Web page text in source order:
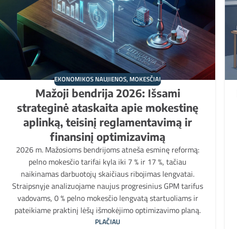
EKONOMIKOS NAUJIENOS, MOKESČIAI
Mažoji bendrija 2026: Išsami
strateginė ataskaita apie mokestinę
aplinką, teisinį reglamentavimą ir
finansinį optimizavimą
2026 m. Mažosioms bendrijoms atneša esminę reformą:
pelno mokesčio tarifai kyla iki 7 % ir 17 %, tačiau
naikinamas darbuotojų skaičiaus ribojimas lengvatai.
Straipsnyje analizuojame naujus progresinius GPM tarifus
vadovams, 0 % pelno mokesčio lengvatą startuoliams ir
pateikiame praktinį lėšų išmokėjimo optimizavimo planą.
PLAČIAU